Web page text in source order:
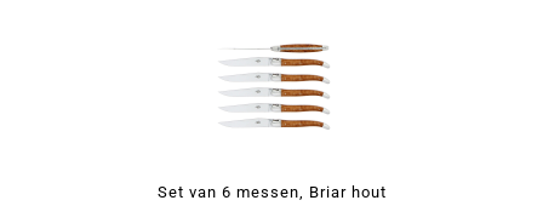
Set van 6 messen, Briar hout